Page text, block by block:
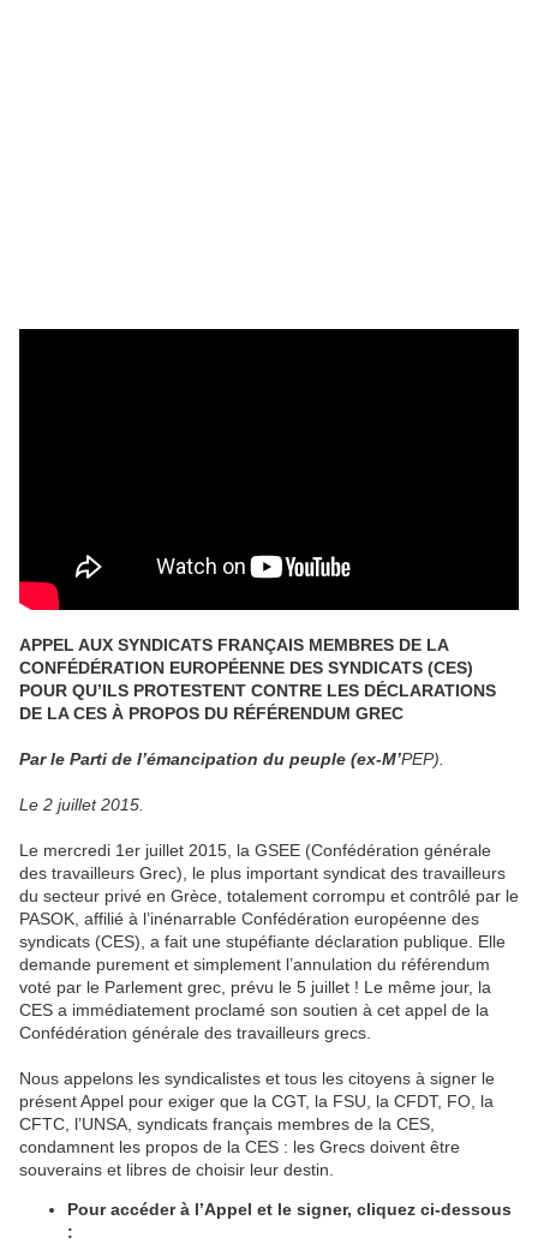
APPEL AUX SYNDICATS FRANÇAIS MEMBRES DE LA
CONFÉDÉRATION EUROPÉENNE DES SYNDICATS (CES)
POUR QU’ILS PROTESTENT CONTRE LES DÉCLARATIONS
DE LA CES À PROPOS DU RÉFÉRENDUM GREC
Par le Parti de l’émancipation du peuple (ex-M’PEP).
Le 2 juillet 2015.
Le mercredi 1er juillet 2015, la GSEE (Confédération générale
des travailleurs Grec), le plus important syndicat des travailleurs
du secteur privé en Grèce, totalement corrompu et contrôlé par le
PASOK, affilié à l’inénarrable Confédération européenne des
syndicats (CES), a fait une stupéfiante déclaration publique. Elle
demande purement et simplement l’annulation du référendum
voté par le Parlement grec, prévu le 5 juillet ! Le même jour, la
CES a immédiatement proclamé son soutien à cet appel de la
Confédération générale des travailleurs grecs.
Nous appelons les syndicalistes et tous les citoyens à signer le
présent Appel pour exiger que la CGT, la FSU, la CFDT, FO, la
CFTC, l’UNSA, syndicats français membres de la CES,
condamnent les propos de la CES : les Grecs doivent être
souverains et libres de choisir leur destin.
Pour accéder à l’Appel et le signer, cliquez ci-dessous
: